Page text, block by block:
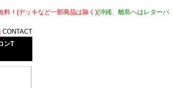
料！(デッキなど一部商品は除く)(沖縄、離島へはレターパ
CONTACT
ンT